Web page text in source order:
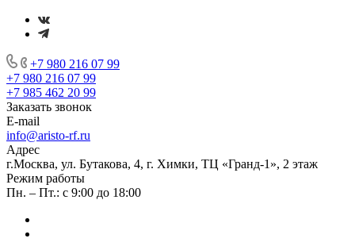
+7 980 216 07 99
+7 980 216 07 99
+7 985 462 20 99
Заказать звонок
E-mail
info@aristo-rf.ru
Адрес
г.Москва, ул. Бутакова, 4, г. Химки, ТЦ «Гранд-1», 2 этаж
Режим работы
Пн. – Пт.: с 9:00 до 18:00